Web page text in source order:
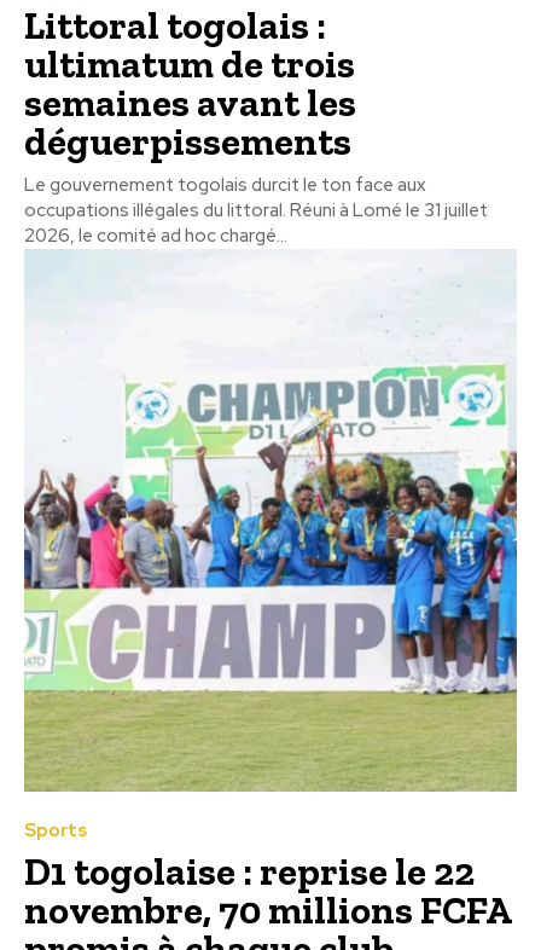
Littoral togolais :
ultimatum de trois
semaines avant les
déguerpissements
Le gouvernement togolais durcit le ton face aux
occupations illégales du littoral. Réuni à Lomé le 31 juillet
2026, le comité ad hoc chargé...
Sports
D1 togolaise : reprise le 22
novembre, 70 millions FCFA